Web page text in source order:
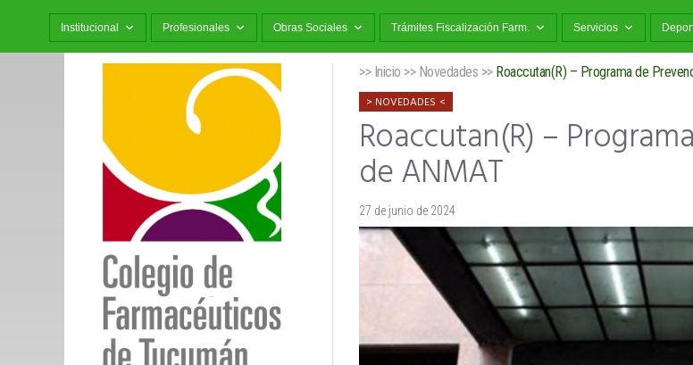
Institucional Profesionales Obras Sociales Trámites Fiscalización Farm. Servicios
>> Inicio >> Novedades >> Roaccutan(R) – Programa de
NOVEDADES
Roaccutan(R) –
de ANMAT
27 de junio de 2024